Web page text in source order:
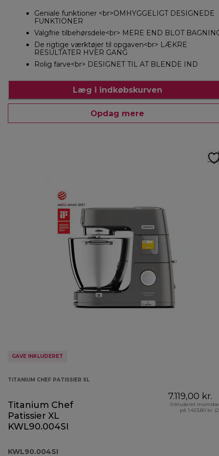
Geniale funktioner <br>OMHYGGELIGT DESIGNEDE
FUNKTIONER
Valgfrie tilbehørsdele<br> MERE END BLOT
De rigtige værktøjer til opgaven<br> LÆKRE
RESULTATER HVER GANG
Rolig farve<br> DESIGNET TIL AT BLENDE IND
Læg i indkøbskurven
Opdag mere
GAVE INKLUDERET
TITANIUM CHEF PATISSIER XL
Titanium Chef
Patissier XL
KWL90.004SI
KWL90.004SI
7.119,00 kr.
Inkluderet
på 1.423,80 kr.